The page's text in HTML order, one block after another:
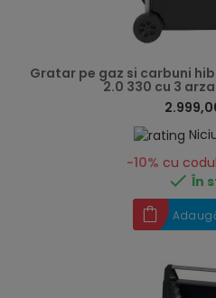
Gratar pe gaz si carbuni
2.0 330 cu 3
-10% cu codul
 În